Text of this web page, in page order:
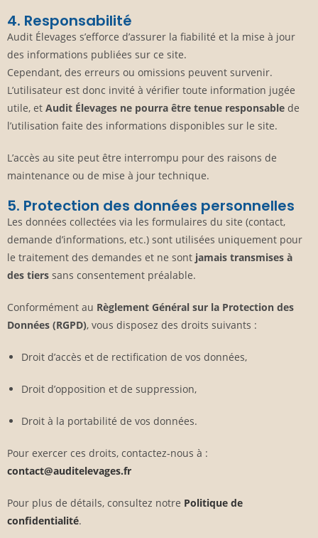
4. Responsabilité
Audit Élevages s’efforce d’assurer la fiabilité et la mise à jour
des informations publiées sur ce site.
Cependant, des erreurs ou omissions peuvent survenir.
L’utilisateur est donc invité à vérifier toute information jugée
utile, et Audit Élevages ne pourra être tenue responsable de
l’utilisation faite des informations disponibles sur le site.
L’accès au site peut être interrompu pour des raisons de
maintenance ou de mise à jour technique.
5. Protection des données personnelles
Les données collectées via les formulaires du site (contact,
demande d’informations, etc.) sont utilisées uniquement pour
le traitement des demandes et ne sont jamais transmises à
des tiers sans consentement préalable.
Conformément au Règlement Général sur la Protection des
Données (RGPD), vous disposez des droits suivants :
Droit d’accès et de rectification de vos données,
Droit d’opposition et de suppression,
Droit à la portabilité de vos données.
Pour exercer ces droits, contactez-nous à :
contact@auditelevages.fr
Pour plus de détails, consultez notre Politique de
confidentialité.